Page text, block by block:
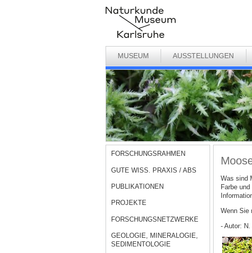
MUSEUM AUSSTELLUNGEN
FORSCHUNGSRAHMEN
GUTE WISS. PRAXIS / ABS
PUBLIKATIONEN
PROJEKTE
FORSCHUNGSNETZWERKE
GEOLOGIE, MINERALOGIE,
SEDIMENTOLOGIE
Was sind
Farbe
Wenn Sie
- Autor: